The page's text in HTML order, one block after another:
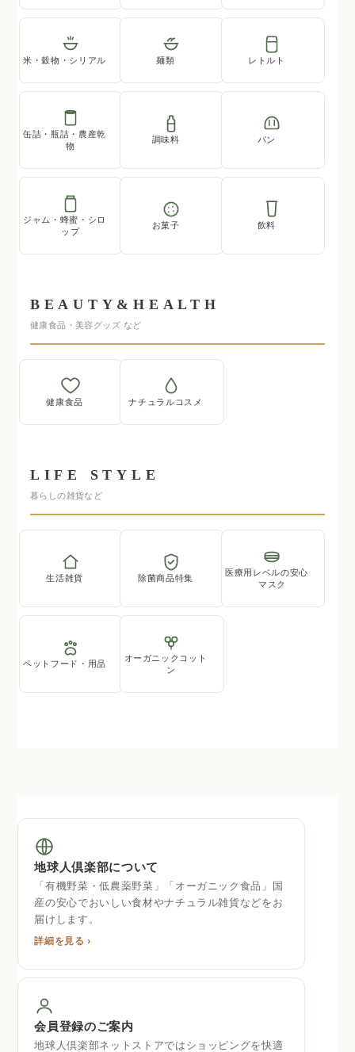
米・穀物・シリアル 麺類 レトルト
缶詰・瓶詰・農産乾
物
調味料 パン
ジャム・蜂蜜・シロ
ップ
お菓子 飲料
BEAUTY&HEALTH
健康食品・美容グッズ など
健康食品 ナチュラルコスメ
LIFE STYLE
暮らしの雑貨など
生活雑貨 除菌商品特集
医療用レベルの安心
マスク
ペットフード・用品
オーガニックコット
ン
地球人倶楽部について
「有機野菜・低農薬野菜」「オーガニック食品」国
産の安心でおいしい食材やナチュラル雑貨などをお
届けします。
詳細を見る ›
会員登録のご案内
地球人倶楽部ネットストアではショッピングを快適